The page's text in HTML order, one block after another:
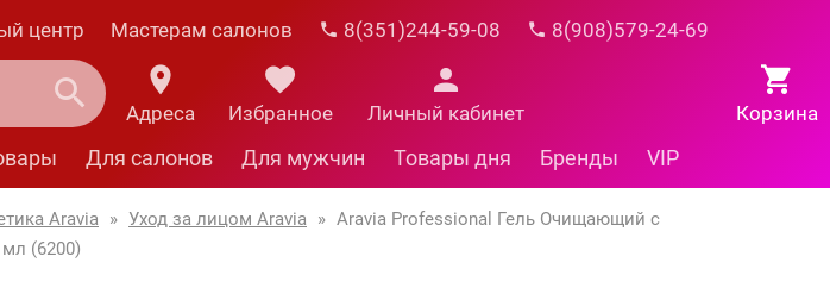
центр Мастерам салонов 8(351)244-59-08 8(908)579-24-69
Корзина
Адреса Избранное Личный кабинет
Для салонов Для мужчин Товары дня Бренды VIP
Aravia » Уход за лицом Aravia » Aravia Professional Гель Очищающий с
(6200)